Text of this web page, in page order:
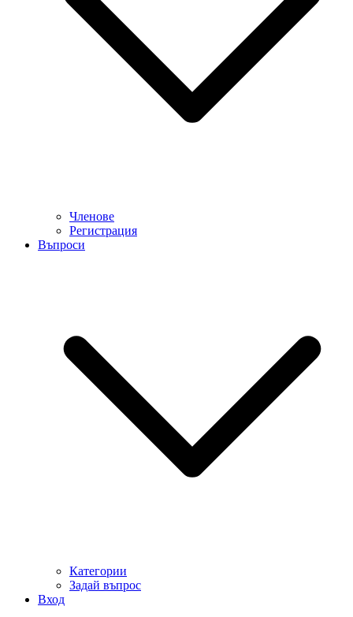
Членове
Регистрация
Въпроси
Категории
Задай въпрос
Вход